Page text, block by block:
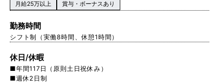
月給25万以上 賞与・ボーナスあり
勤務時間
シフト制（実働8時間、休憩1時間）
休日/休暇
■年間117日（原則土日祝休み）
■週休2日制